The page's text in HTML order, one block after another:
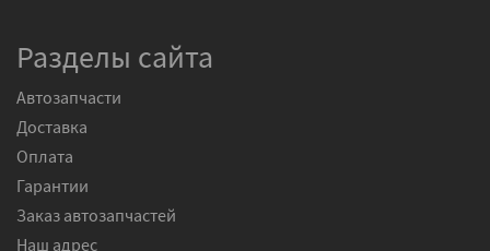
Разделы сайта
Автозапчасти
Доставка
Оплата
Гарантии
Заказ автозапчастей
Наш адрес